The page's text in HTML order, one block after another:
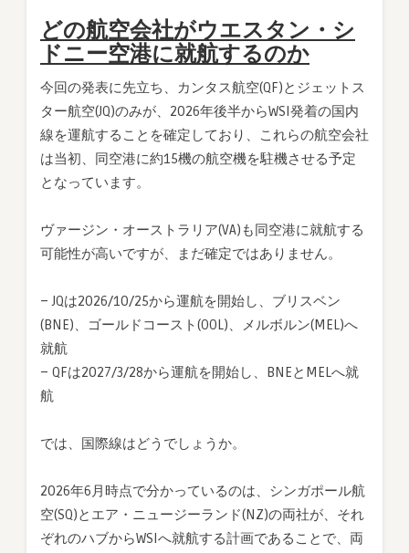
どの航空会社がウエスタン・シ
ドニー空港に就航するのか
今回の発表に先立ち、カンタス航空(QF)とジェットス
ター航空(JQ)のみが、2026年後半からWSI発着の国内
線を運航することを確定しており、これらの航空会社
は当初、同空港に約15機の航空機を駐機させる予定
となっています。
ヴァージン・オーストラリア(VA)も同空港に就航する
可能性が高いですが、まだ確定ではありません。
– JQは2026/10/25から運航を開始し、ブリスベン
(BNE)、ゴールドコースト(OOL)、メルボルン(MEL)へ
就航
– QFは2027/3/28から運航を開始し、BNEとMELへ就
航
では、国際線はどうでしょうか。
2026年6月時点で分かっているのは、シンガポール航
空(SQ)とエア・ニュージーランド(NZ)の両社が、それ
ぞれのハブからWSIへ就航する計画であることで、両